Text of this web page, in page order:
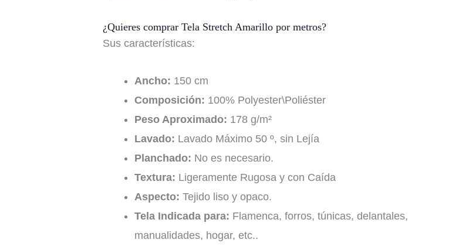
¿Quieres comprar Tela Stretch Amarillo por metros?
Sus características:
Ancho: 150 cm
Composición: 100% Polyester\Poliéster
Peso Aproximado: 178 g/m²
Lavado: Lavado Máximo 50 º, sin Lejía
Planchado: No es necesario.
Textura: Ligeramente Rugosa y con Caída
Aspecto: Tejido liso y opaco.
Tela Indicada para: Flamenca, forros, túnicas, delantales,
manualidades, hogar, etc..